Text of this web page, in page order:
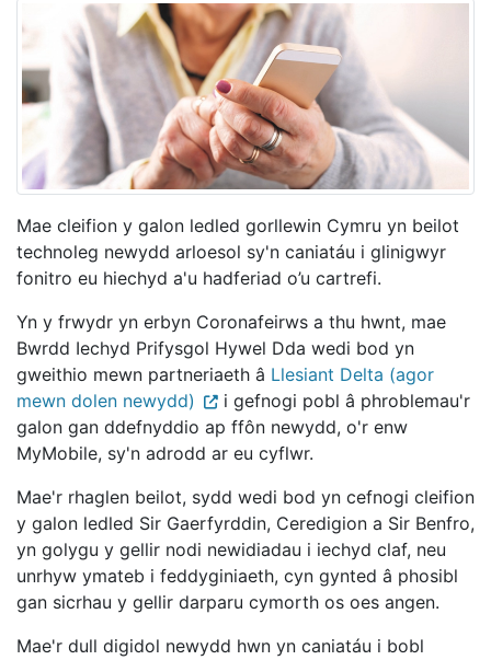
Mae cleifion y galon ledled gorllewin Cymru yn beilot
technoleg newydd arloesol sy'n caniatáu i glinigwyr
fonitro eu hiechyd a'u hadferiad o’u cartrefi.
Yn y frwydr yn erbyn Coronafeirws a thu hwnt, mae
Bwrdd Iechyd Prifysgol Hywel Dda wedi bod yn
gweithio mewn partneriaeth â Llesiant Delta (agor
mewn dolen newydd)
i gefnogi pobl â phroblemau'r
galon gan ddefnyddio ap ffôn newydd, o'r enw
MyMobile, sy'n adrodd ar eu cyflwr.
Mae'r rhaglen beilot, sydd wedi bod yn cefnogi cleifion
y galon ledled Sir Gaerfyrddin, Ceredigion a Sir Benfro,
yn golygu y gellir nodi newidiadau i iechyd claf, neu
unrhyw ymateb i feddyginiaeth, cyn gynted â phosibl
gan sicrhau y gellir darparu cymorth os oes angen.
Mae'r dull digidol newydd hwn yn caniatáu i bobl